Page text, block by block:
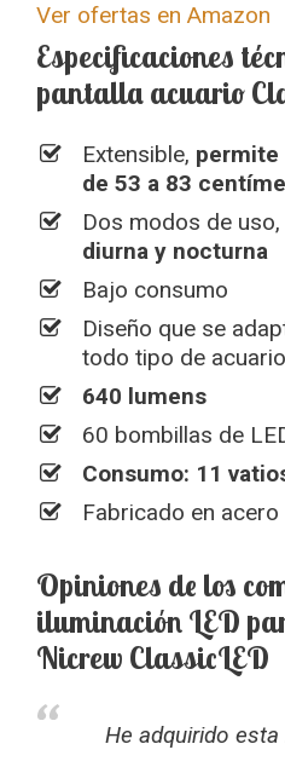
Ver ofertas en Amazon
Especificaciones
pantalla acuario
Extensible, permite
de 53 a 83
Dos modos de uso,
diurna y nocturna
Bajo consumo
Diseño que se
todo tipo de
640 lumens
60 bombillas de
Consumo: 11
Fabricado en
Opiniones de los
iluminación LED
Nicrew ClassicLED
He adquirido